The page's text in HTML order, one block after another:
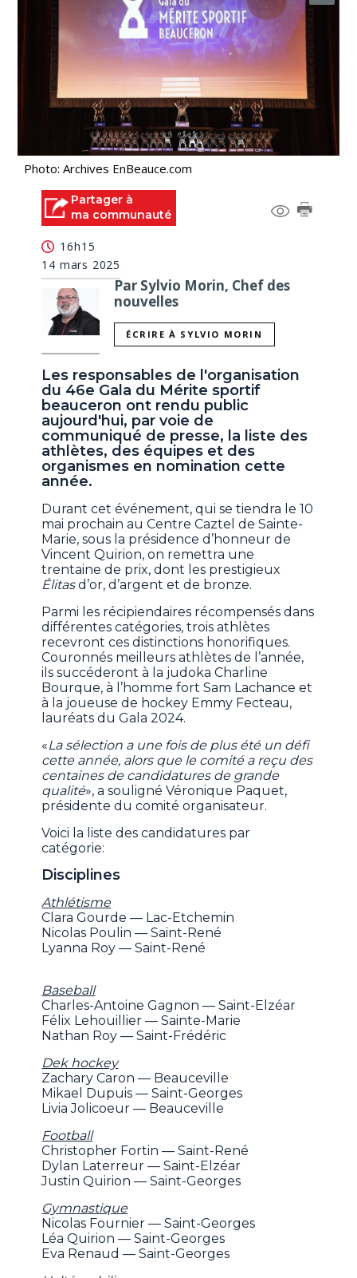
Photo: Archives EnBeauce.com
Partager à
ma communauté
16h15
14 mars 2025
Par Sylvio Morin, Chef des
nouvelles
ÉCRIRE À SYLVIO MORIN
Les responsables de l'organisation
du 46e Gala du Mérite sportif
beauceron ont rendu public
aujourd'hui, par voie de
communiqué de presse, la liste des
athlètes, des équipes et des
organismes en nomination cette
année.
Durant cet événement, qui se tiendra le 10
mai prochain au Centre Caztel de Sainte-
Marie, sous la présidence d’honneur de
Vincent Quirion, on remettra une
trentaine de prix, dont les prestigieux
Élitasd’or, d’argent et de bronze.
Parmi les récipiendaires récompensés dans
différentes catégories, trois athlètes
recevront ces distinctions honorifiques.
Couronnés meilleurs athlètes de l’année,
ils succéderont à la judoka Charline
Bourque, à l’homme fort Sam Lachance et
à la joueuse de hockey Emmy Fecteau,
lauréats du Gala 2024.
«La sélection a une fois de plus été un défi
cette année, alors que le comité a reçu des
centaines de candidatures de grande
qualité», a souligné Véronique Paquet,
présidente du comité organisateur.
Voici la liste des candidatures par
catégorie:
Disciplines
Athlétisme
Clara Gourde — Lac-Etchemin
Nicolas Poulin — Saint-René
Lyanna Roy — Saint-René
Baseball
Charles-Antoine Gagnon — Saint-Elzéar
Félix Lehouillier — Sainte-Marie
Nathan Roy — Saint-Frédéric
Dek hockey
Zachary Caron — Beauceville
Mikael Dupuis — Saint-Georges
Livia Jolicoeur — Beauceville
Football
Christopher Fortin — Saint-René
Dylan Laterreur — Saint-Elzéar
Justin Quirion — Saint-Georges
Gymnastique
Nicolas Fournier — Saint-Georges
Léa Quirion — Saint-Georges
Eva Renaud — Saint-Georges